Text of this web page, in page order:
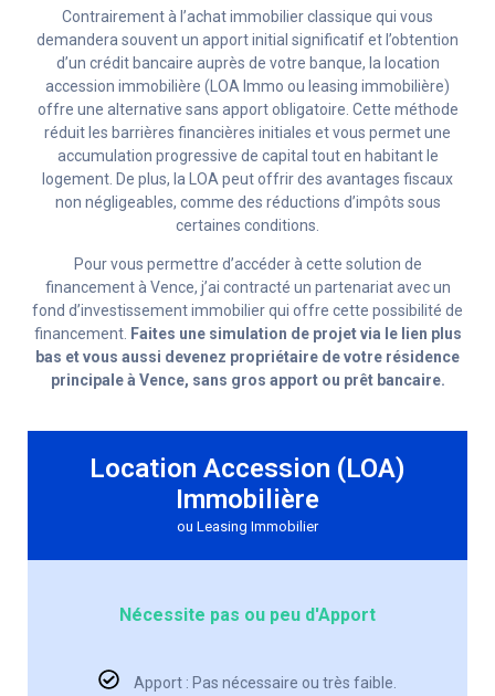
Contrairement à l’achat immobilier classique qui vous
demandera souvent un apport initial significatif et l’obtention
d’un crédit bancaire auprès de votre banque, la location
accession immobilière (LOA Immo ou leasing immobilière)
offre une alternative sans apport obligatoire. Cette méthode
réduit les barrières financières initiales et vous permet une
accumulation progressive de capital tout en habitant le
logement. De plus, la LOA peut offrir des avantages fiscaux
non négligeables, comme des réductions d’impôts sous
certaines conditions.
Pour vous permettre d’accéder à cette solution de
financement à Vence, j’ai contracté un partenariat avec un
fond d’investissement immobilier qui offre cette possibilité de
financement. Faites une simulation de projet via le lien plus
bas et vous aussi devenez propriétaire de votre résidence
principale à Vence, sans gros apport ou prêt bancaire.
Location Accession (LOA)
Immobilière
ou Leasing Immobilier
Nécessite pas ou peu d'Apport
Apport : Pas nécessaire ou très faible.